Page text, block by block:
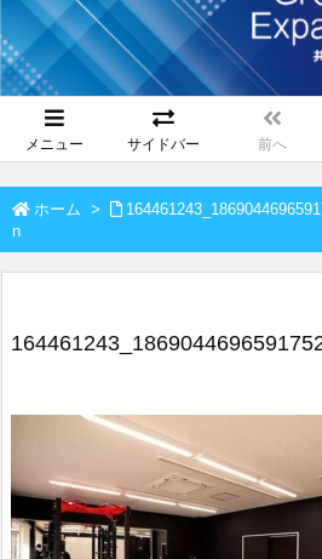
メニュー サイドバー 前へ
ホーム >
n